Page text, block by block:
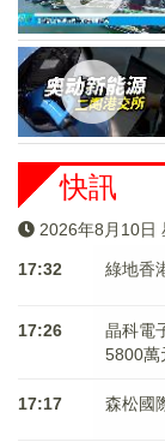
快訊
2026年8月10日
17:32 綠地香
17:26
晶科電
5800萬
17:17 森松國